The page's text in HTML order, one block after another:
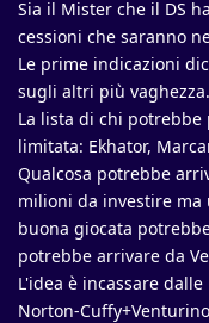
Sia il Mister che il DS
cessioni che saranno
Le prime indicazioni
sugli altri più vaghezza.
La lista di chi
limitata: Ekhator,
Qualcosa potrebbe
milioni da investire ma
buona giocata
potrebbe arrivare da
L'idea è incassare
Norton-